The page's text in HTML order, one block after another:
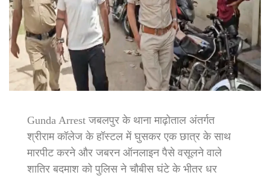
Gunda Arrest जबलपुर के थाना माढ़ोताल अंतर्गत
श्रीराम कॉलेज के हॉस्टल में घुसकर एक छात्र के साथ
मारपीट करने और जबरन ऑनलाइन पैसे वसूलने वाले
शातिर बदमाश को पुलिस ने चौबीस घंटे के भीतर धर